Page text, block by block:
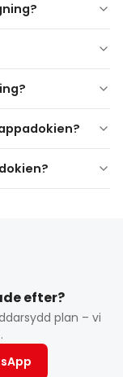
efter?
plan – vi